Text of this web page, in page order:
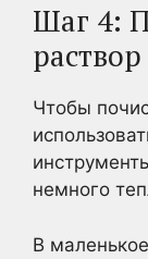
Шаг 4:
раствор
Чтобы
немного
В